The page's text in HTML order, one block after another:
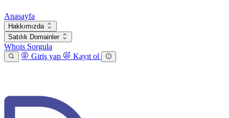
Anasayfa
Hakkımızda
Satılık Domainler
Whois Sorgula
Giriş yap
Kayıt ol